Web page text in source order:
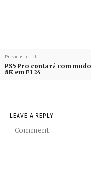
Previous article
PS5 Pro contará com modo
8K em F1 24
LEAVE A REPLY